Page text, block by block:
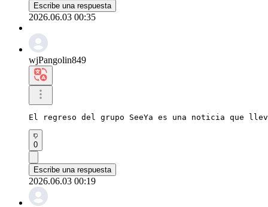
Escribe una respuesta
2026.06.03 00:35
wjPangolin849
El regreso del grupo SeeYa es una noticia que
0
Escribe una respuesta
2026.06.03 00:19